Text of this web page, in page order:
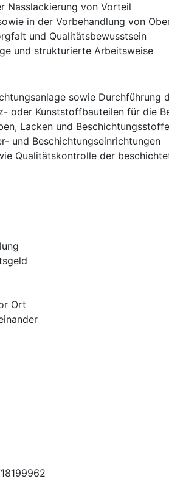
Nasslackierung von Vorteil
in der Vorbehandlung von
und Qualitätsbewusstsein
und strukturierte Arbeitsweise
sowie Durchführung
oder Kunststoffbauteilen für die
Lacken und
und Beschichtungseinrichtungen
Qualitätskontrolle der
Ort